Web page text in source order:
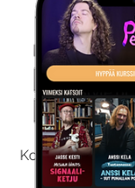
Kokeilemalla